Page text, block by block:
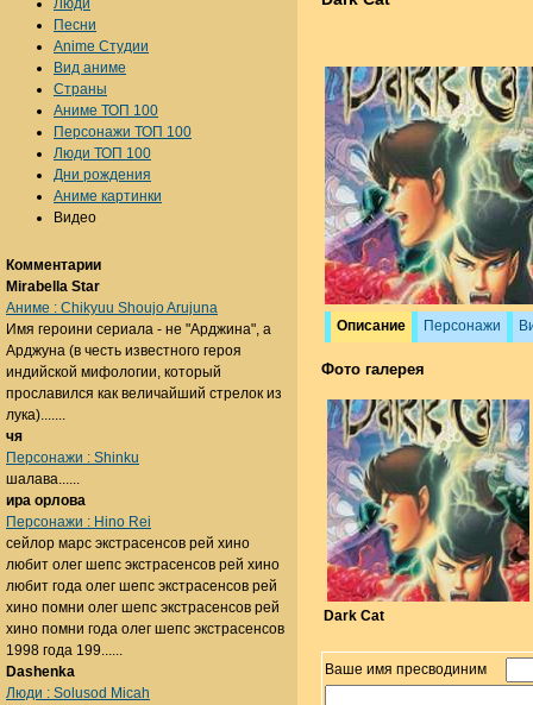
Описание Персонажи
Фото галерея
Dark Cat
Ваше имя пресводиним
Люди
Песни
Anime Студии
Вид аниме
Страны
Аниме ТОП 100
Персонажи ТОП 100
Люди ТОП 100
Дни рождения
Аниме картинки
Видео
Комментарии
Mirabella Star
Аниме : Chikyuu Shoujo Arujuna
Имя героини сериала - не "Арджина", а
Арджуна (в честь известного героя
индийской мифологии, который
прославился как величайший стрелок из
лука).......
чя
Персонажи : Shinku
шалава......
ира орлова
Персонажи : Hino Rei
сейлор марс экстрасенсов рей хино
любит олег шепс экстрасенсов рей хино
любит года олег шепс экстрасенсов рей
хино помни олег шепс экстрасенсов рей
хино помни года олег шепс экстрасенсов
1998 года 199......
Dashenka
Люди : Solusod Micah